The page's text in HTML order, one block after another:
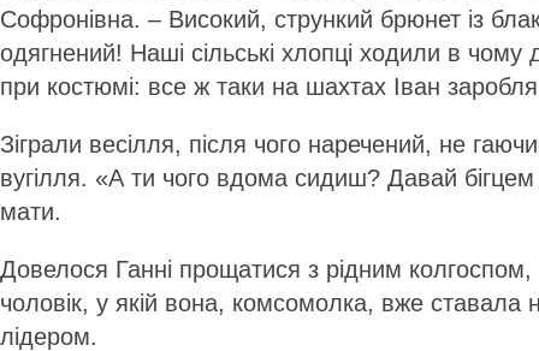
Софронівна. – Високий, стрункий брюнет із
одягнений! Наші сільські хлопці ходили в
при костюмі: все ж таки на шахтах Іван
Зіграли весілля, після чого наречений, не
вугілля. «А ти чого вдома сидиш? Давай
мати.
Довелося Ганні прощатися з рідним колгоспом,
чоловік, у якій вона, комсомолка, вже
лідером.